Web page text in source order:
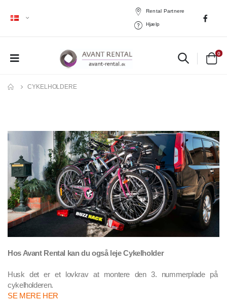
Rental Partnere
Hjælp
0
CYKELHOLDERE
Hos Avant Rental kan du også leje Cykelholder
Husk det er et lovkrav at montere den 3. nummerplade på
SE MERE HER